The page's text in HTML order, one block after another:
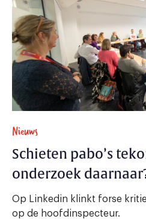
Nieuws
Schieten pabo’s
onderzoek
Op Linkedin klinkt forse
op de hoofdinspecteur.